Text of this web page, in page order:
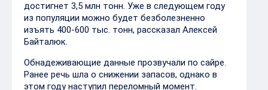
достигнет 3,5 млн тонн. Уже в следующем году
из популяции можно будет безболезненно
изъять 400-600 тыс. тонн, рассказал Алексей
Байталюк.
Обнадеживающие данные прозвучали по сайре.
Ранее речь шла о снижении запасов, однако в
этом году наступил переломный момент.